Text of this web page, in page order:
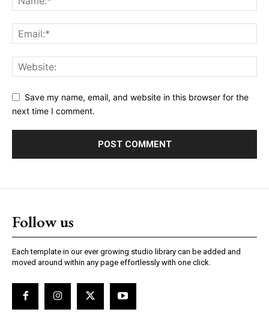
Save my name, email, and website in this browser for the
next time I comment.
Follow us
Each template in our ever growing studio library can be added and
moved around within any page effortlessly with one click.